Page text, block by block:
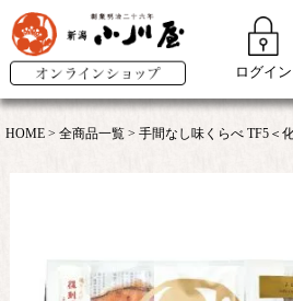
ログイン
HOME 全商品一覧 手間なし味くらべ TF5＜